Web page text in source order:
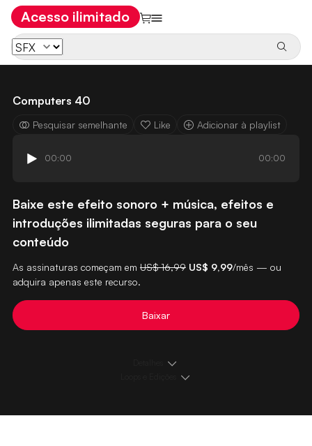
Acesso ilimitado
Computers 40
Pesquisar semelhante Like Adicionar à playlist
00:00 00:00
Baixe este efeito sonoro + música, efeitos e
introduções ilimitadas seguras para o seu
conteúdo
As assinaturas começam em US$ 16,99 US$ 9,99/mês — ou
adquira apenas este recurso.
Baixar